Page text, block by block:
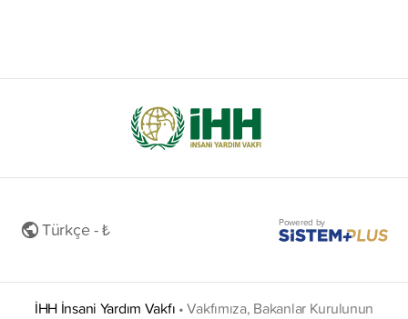
Türkçe - ₺ Powered by
İHH İnsani Yardım Vakfı •Vakfımıza, Bakanlar Kurulunun